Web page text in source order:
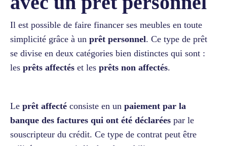
Il est possible de faire financer ses meubles en toute
simplicité grâce à un prêt personnel. Ce type de prêt
se divise en deux catégories bien distinctes qui sont :
les prêts affectés et les prêts non affectés.
Le prêt affecté consiste en un paiement par la
banque des factures qui ont été déclarées par le
souscripteur du crédit. Ce type de contrat peut être